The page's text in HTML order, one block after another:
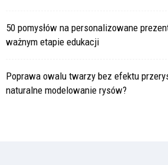
50 pomysłów na personalizowane
ważnym etapie edukacji
Poprawa owalu twarzy bez efektu
naturalne modelowanie rysów?